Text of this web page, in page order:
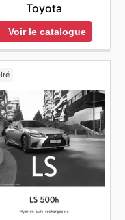
Toyota
Voir le catalogue